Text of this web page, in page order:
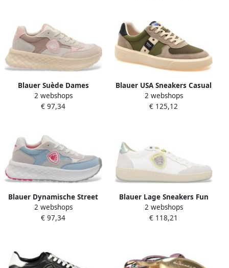
Blauer Suède Dames
Sneakers met Hoge
Rubberen Zool
2 webshops
€ 97,34
Blauer USA Sneakers Casual
Style Green
2 webshops
€ 125,12
Blauer Dynamische Street
Style Sneakers met
Verwijderbare Binnenzool
2 webshops
€ 97,34
Blauer Lage Sneakers Fun
Aqu Olympia 11
2 webshops
€ 118,21